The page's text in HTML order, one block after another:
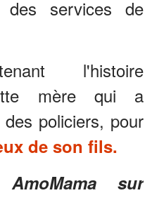
des services de
l'histoire
mère qui a
policiers, pour
de son fils.
sur